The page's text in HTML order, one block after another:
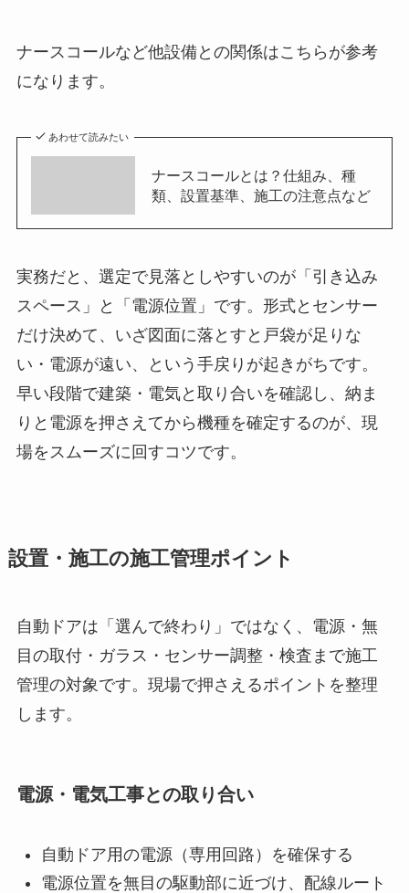
ナースコールなど他設備との関係はこちらが参考
になります。
あわせて読みたい
ナースコールとは？仕組み、種
類、設置基準、施工の注意点など
実務だと、選定で見落としやすいのが「引き込み
スペース」と「電源位置」です。形式とセンサー
だけ決めて、いざ図面に落とすと戸袋が足りな
い・電源が遠い、という手戻りが起きがちです。
早い段階で建築・電気と取り合いを確認し、納ま
りと電源を押さえてから機種を確定するのが、現
場をスムーズに回すコツです。
設置・施工の施工管理ポイント
自動ドアは「選んで終わり」ではなく、電源・無
目の取付・ガラス・センサー調整・検査まで施工
管理の対象です。現場で押さえるポイントを整理
します。
電源・電気工事との取り合い
自動ドア用の電源（専用回路）を確保する
電源位置を無目の駆動部に近づけ、配線ルート